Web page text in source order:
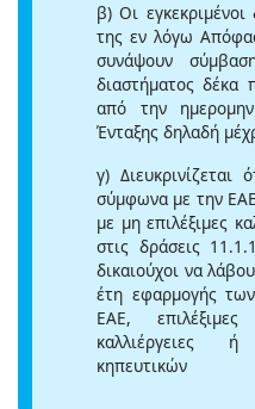
β) Οι
της εν λόγω
συνάψουν
διαστήματος δέκα
από την
Ένταξης δηλαδή
γ) Διευκρινίζεται
σύμφωνα με την
με μη επιλέξιμες
στις δράσεις
δικαιούχοι να
έτη εφαρμογής
ΕΑΕ,
καλλιέργειες ή
κηπευτικών